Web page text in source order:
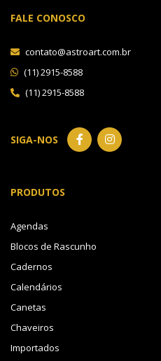
FALE CONOSCO
contato@astroart.com.br
(11) 2915-8588
(11) 2915-8588
SIGA-NOS
PRODUTOS
Agendas
Blocos de Rascunho
Cadernos
Calendários
Canetas
Chaveiros
Importados